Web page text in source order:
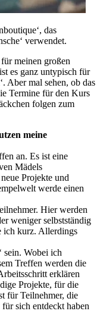
das
verwendet.
meinen großen
es ganz untypisch für
Aber mal sehen, ob das
Termine für den Kurs
folgen zum
meine
an. Es ist eine
Mädels
Projekte und
werde einen
Hier werden
weniger selbstständig
ich kurz. Allerdings
sein. Wobei ich
Treffen werden die
erklären
Projekte, für die
für Teilnehmer, die
sich entdeckt haben